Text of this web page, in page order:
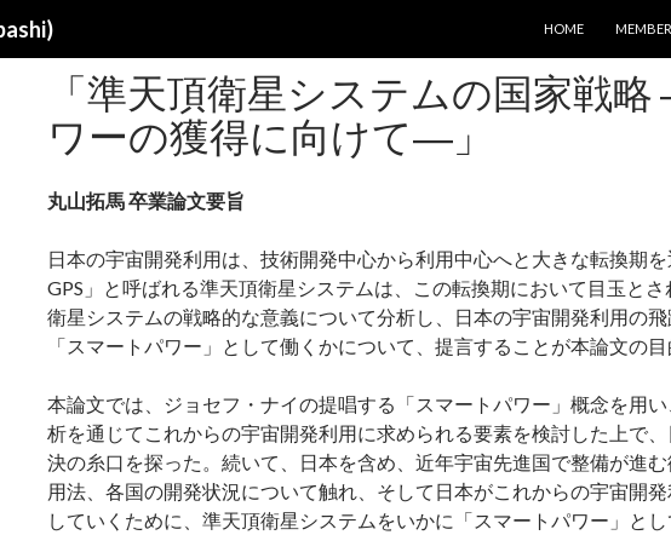
HOME
MEMBER
「準天頂衛星システムの国家戦
ワーの獲得に向けて―」
丸山拓馬 卒業論文要旨
日本の宇宙開発利用は、技術開発中心から利用中心へと大きな転換期
GPS」と呼ばれる準天頂衛星システムは、この転換期において目玉と
衛星システムの戦略的な意義について分析し、日本の宇宙開発利用の
「スマートパワー」として働くかについて、提言することが本論文の目
本論文では、ジョセフ・ナイの提唱する「スマートパワー」概念を用
析を通じてこれからの宇宙開発利用に求められる要素を検討した上で
決の糸口を探った。続いて、日本を含め、近年宇宙先進国で整備が進
用法、各国の開発状況について触れ、そして日本がこれからの宇宙開
していくために、準天頂衛星システムをいかに「スマートパワー」と